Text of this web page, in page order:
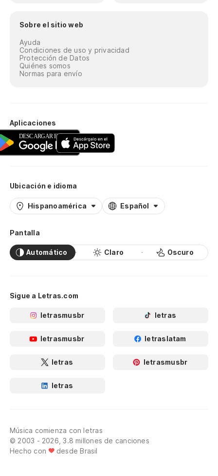
Sobre el sitio web
Ayuda
Condiciones de uso y privacidad
Protección de Datos
Quiénes somos
Normas para envío
Aplicaciones
Ubicación e idioma
Hispanoamérica Español
Pantalla
Automático Claro Oscuro
Sigue a Letras.com
letrasmusbr letras
letrasmusbr letraslatam
letras letrasmusbr
letras
Música comienza con letras
© 2003 - 2026, 3.8 millones de canciones
Hecho con
desde Brasil